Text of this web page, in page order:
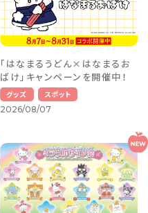
「はなまるうどん×はなまるお
ばけ」キャンペーンを開催中！
グッズ
スポット
2026/08/07